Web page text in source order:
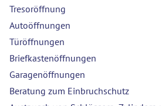
Tresoröffnung
Autoöffnungen
Türöffnungen
Briefkastenöffnungen
Garagenöffnungen
Beratung zum Einbruchschutz